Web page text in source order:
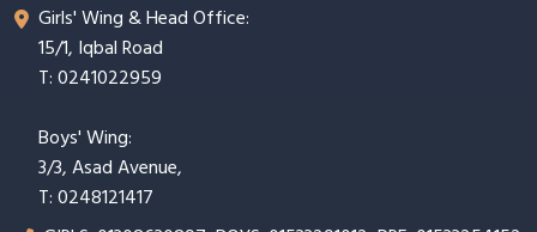
Girls' Wing & Head Office:
15/1, Iqbal Road
T: 0241022959
Boys' Wing:
3/3, Asad Avenue,
T: 0248121417